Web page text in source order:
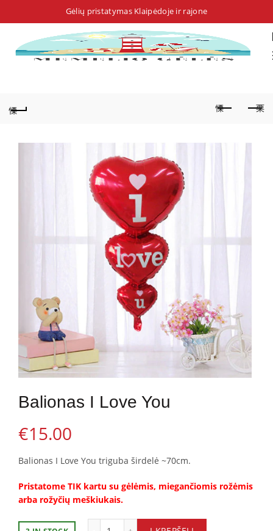
Gėlių pristatymas Klaipėdoje ir rajone
Balionas I Love You
€15.00
Balionas I Love You triguba širdelė ~70cm.
Pristatome TIK kartu su gėlėmis, miegančiomis rožėmis
arba rožyčių meškiukais.
Balionas I Love You quantity